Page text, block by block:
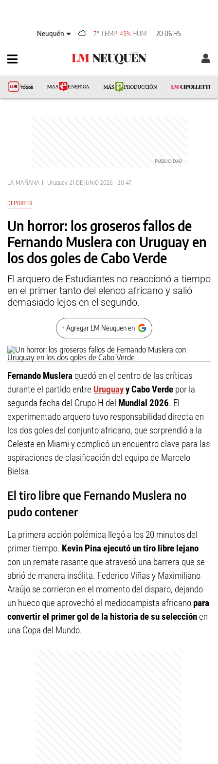
Neuquén 7°TEMP 43% HUM 20:06 HS
LA MAÑANA Uruguay 21 DE JUNIO 2026 - 20:47
DEPORTES
Un horror: los groseros fallos de
Fernando Muslera con Uruguay en
los dos goles de Cabo Verde
El arquero de Estudiantes no reaccionó a tiempo
en el primer tanto del elenco africano y salió
demasiado lejos en el segundo.
+ Agregar LM Neuquen en
Fernando Muslera quedó en el centro de las críticas
durante el partido entre Uruguayy Cabo Verde por la
segunda fecha del Grupo H del Mundial 2026. El
experimentado arquero tuvo responsabilidad directa en
los dos goles del conjunto africano, que sorprendió a la
Celeste en Miami y complicó un encuentro clave para las
aspiraciones de clasificación del equipo de Marcelo
Bielsa.
El tiro libre que Fernando Muslera no
pudo contener
La primera acción polémica llegó a los 20 minutos del
primer tiempo. Kevin Pina ejecutó un tiro libre lejano
con un remate rasante que atravesó una barrera que se
abrió de manera insólita. Federico Viñas y Maximiliano
Araújo se corrieron en el momento del disparo, dejando
un hueco que aprovechó el mediocampista africano para
convertir el primer gol de la historia de su selecciónen
una Copa del Mundo.